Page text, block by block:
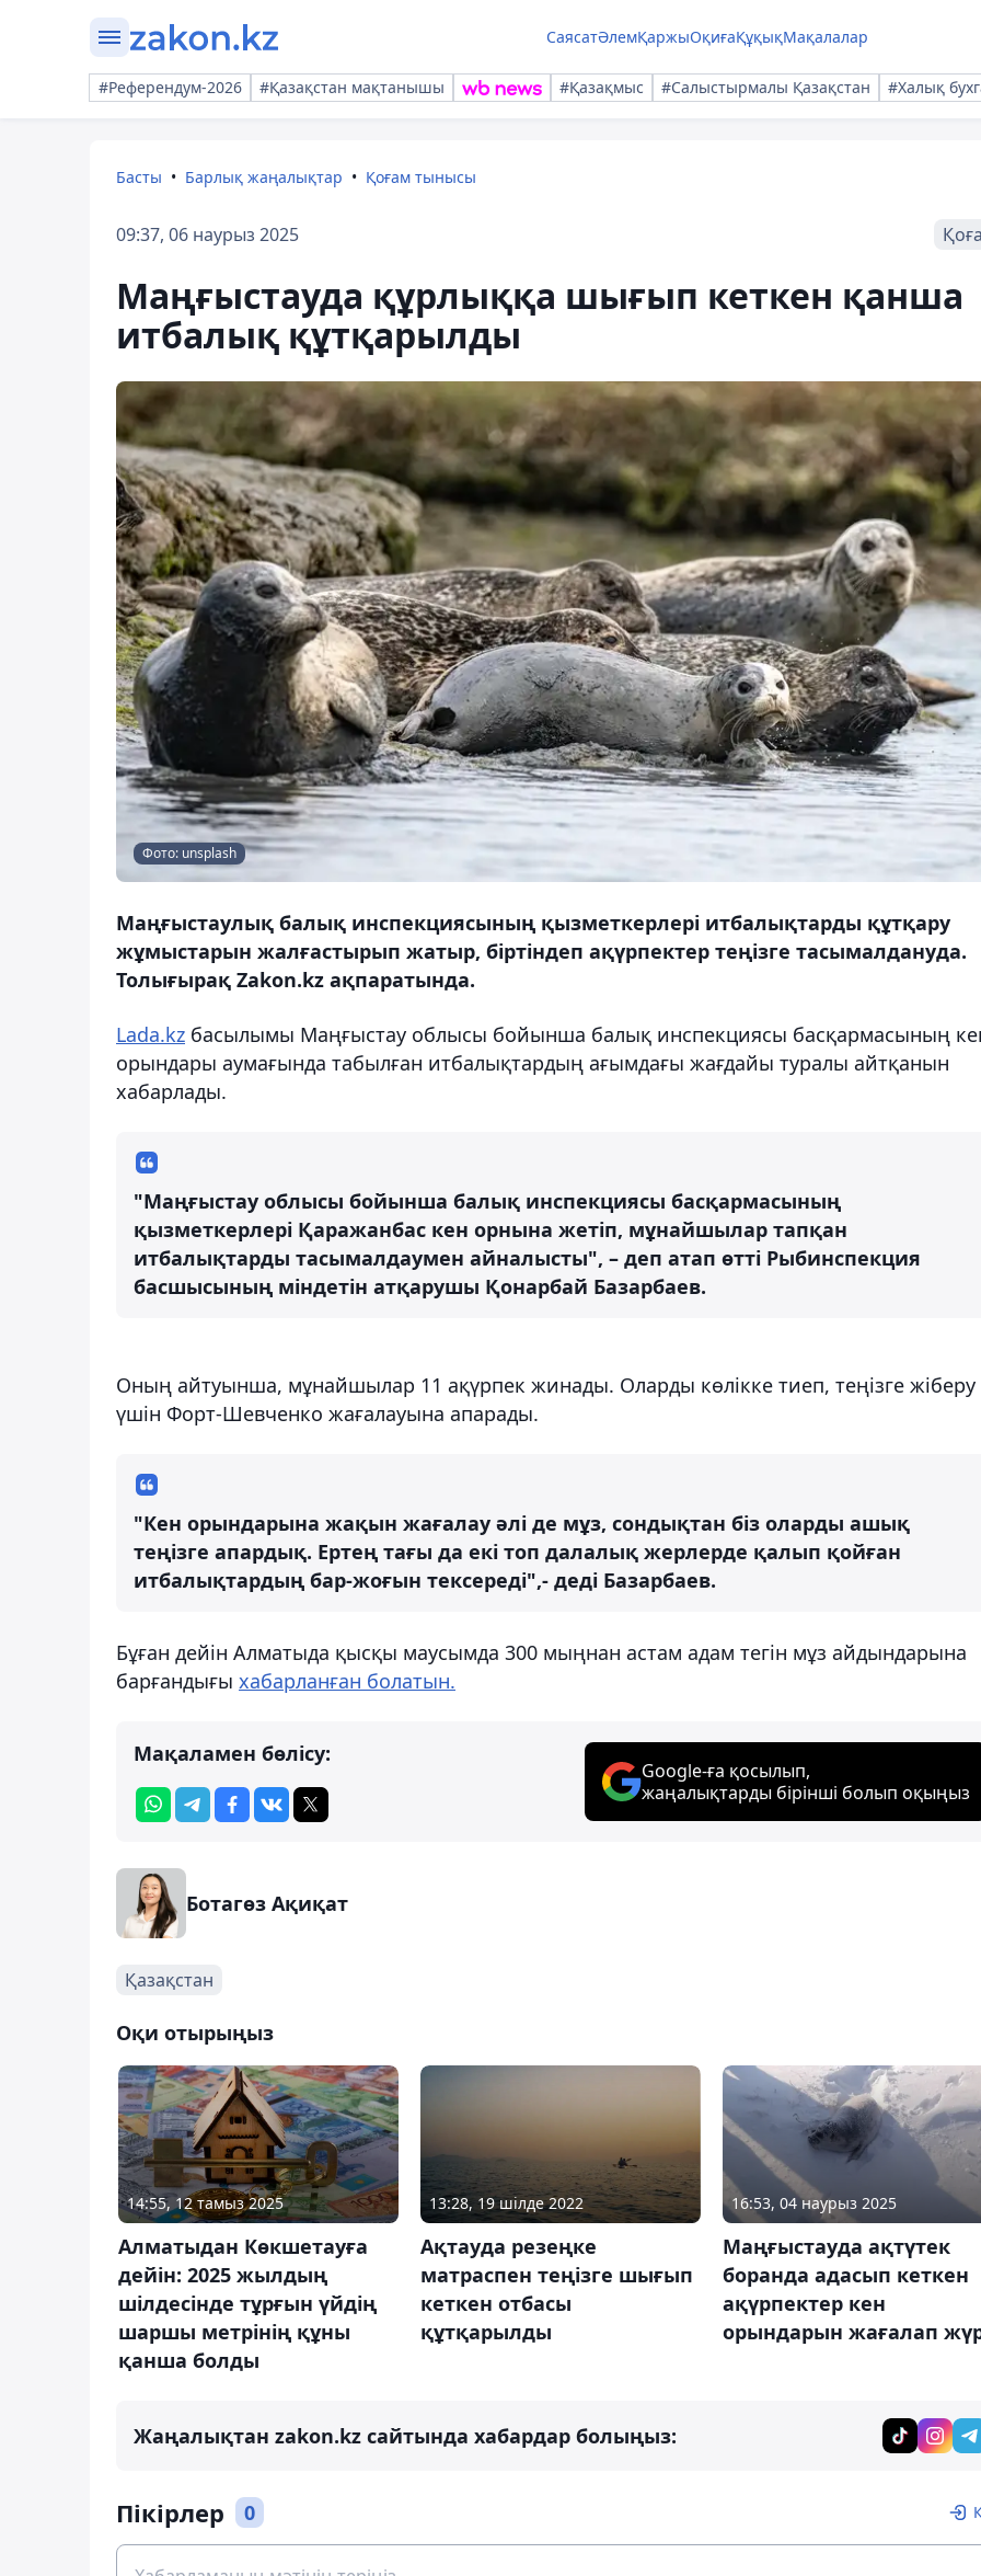
СаясатӘлемҚаржыОқиғаҚұқықМақалалар
#Референдум-2026 #Қазақстан мақтанышы #Қазақмыс #Салыстырмалы Қазақстан #Халық
Басты Барлық жаңалықтар Қоғам тынысы
09:37, 06 наурыз 2025
Маңғыстауда құрлыққа шығып кеткен қанша
итбалық құтқарылды
Фото: unsplash
Маңғыстаулық балық инспекциясының қызметкерлері итбалықтарды құтқару
жұмыстарын жалғастырып жатыр, біртіндеп ақүрпектер теңізге тасымалдануда.
Толығырақ Zakon.kz ақпаратында.
Lada.kz басылымы Маңғыстау облысы бойынша балық инспекциясы басқармасының
орындары аумағында табылған итбалықтардың ағымдағы жағдайы туралы айтқанын
хабарлады.
"Маңғыстау облысы бойынша балық инспекциясы басқармасының
қызметкерлері Қаражанбас кен орнына жетіп, мұнайшылар тапқан
итбалықтарды тасымалдаумен айналысты", – деп атап өтті Рыбинспекция
басшысының міндетін атқарушы Қонарбай Базарбаев.
Оның айтуынша, мұнайшылар 11 ақүрпек жинады. Оларды көлікке тиеп, теңізге жіберу
үшін Форт-Шевченко жағалауына апарады.
"Кен орындарына жақын жағалау әлі де мұз, сондықтан біз оларды ашық
теңізге апардық. Ертең тағы да екі топ далалық жерлерде қалып қойған
итбалықтардың бар-жоғын тексереді",- деді Базарбаев.
Бұған дейін Алматыда қысқы маусымда 300 мыңнан астам адам тегін мұз айдындарына
барғандығы хабарланған болатын.
Мақаламен бөлісу:
Google-ға қосылып,
жаңалықтарды бірінші болып оқыңыз
Ботагөз Ақиқат
Қазақстан
Оқи отырыңыз
14:55, 12 тамыз 2025
Алматыдан Көкшетауға
дейін: 2025 жылдың
шілдесінде тұрғын үйдің
шаршы метрінің құны
қанша болды
13:28, 19 шілде 2022
Ақтауда резеңке
матраспен теңізге шығып
кеткен отбасы
құтқарылды
16:53, 04 наурыз 2025
Маңғыстауда ақтүтек
боранда адасып кеткен
ақүрпектер кен
орындарын жағалап
Жаңалықтан zakon.kz сайтында хабардар болыңыз:
Пікірлер 0